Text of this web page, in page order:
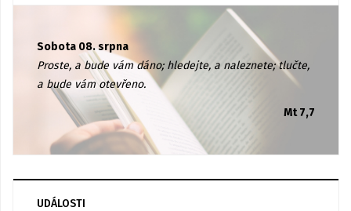
Sobota 08. srpna
Proste, a bude vám dáno; hledejte, a naleznete; tlučte,
a bude vám otevřeno.
Mt 7,7
UDÁLOSTI